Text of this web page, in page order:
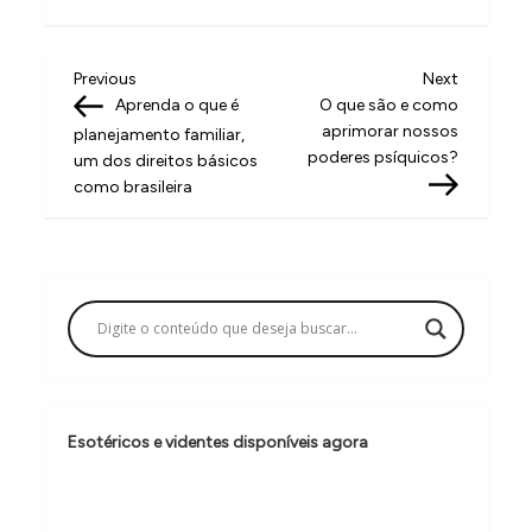
N
a
v
e
ç
ã
d
Previous
Post
Previous
Aprenda o que é
planejamento familiar,
um dos direitos básicos
como brasileira
Next
Post
Next
O que são e como
aprimorar nossos
poderes psíquicos?
Esotéricos e videntes disponíveis agora